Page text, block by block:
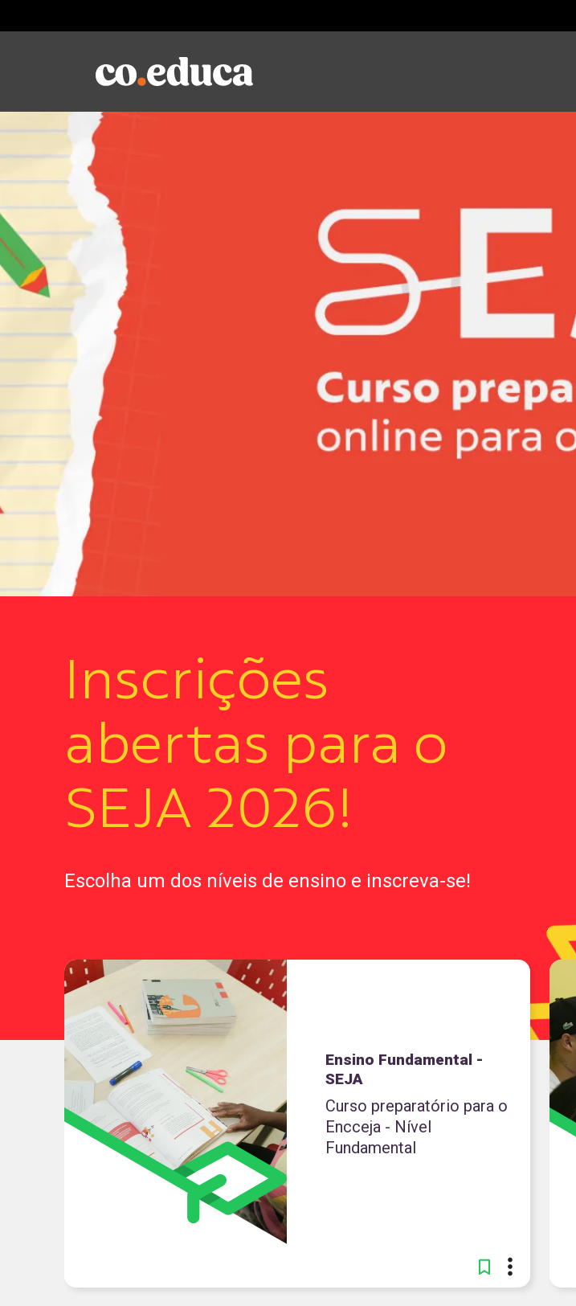
Inscrições
abertas para o
SEJA 2026!
Escolha um dos níveis de ensino e inscreva-se!
Ensino Fundamental -
SEJA
Curso preparatório para o
Encceja - Nível
Fundamental